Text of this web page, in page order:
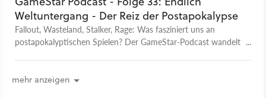
Weltuntergang - Der Reiz der Postapokalypse
Fallout, Wasteland, Stalker, Rage: Was fasziniert uns an
postapokalyptischen Spielen? Der GameStar-Podcast wandelt
mehr anzeigen